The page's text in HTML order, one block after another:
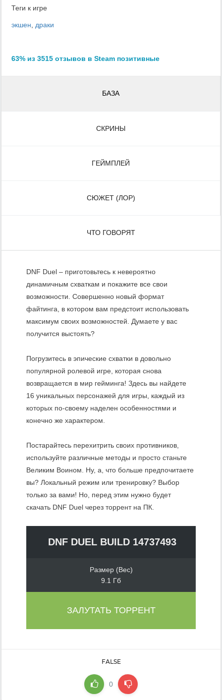
Теги к игре
экшен, драки
63% из 3515 отзывов в Steam позитивные
БАЗА
СКРИНЫ
ГЕЙМПЛЕЙ
СЮЖЕТ (ЛОР)
ЧТО ГОВОРЯТ
DNF Duel – приготовьтесь к невероятно
динамичным схваткам и покажите все свои
возможности. Совершенно новый формат
файтинга, в котором вам предстоит использовать
максимум своих возможностей. Думаете у вас
получится выстоять?
Погрузитесь в эпические схватки в довольно
популярной ролевой игре, которая снова
возвращается в мир гейминга! Здесь вы найдете
16 уникальных персонажей для игры, каждый из
которых по-своему наделен особенностями и
конечно же характером.
Постарайтесь перехитрить своих противников,
используйте различные методы и просто станьте
Великим Воином. Ну, а, что больше предпочитаете
вы? Локальный режим или тренировку? Выбор
только за вами! Но, перед этим нужно будет
скачать DNF Duel через торрент на ПК.
DNF DUEL BUILD 14737493
Размер (Вес)
9.1 Гб
ЗАЛУТАТЬ ТОРРЕНТ
FALSE
0